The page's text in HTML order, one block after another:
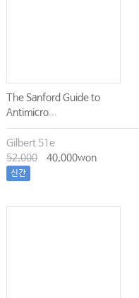
살며 사랑하며 배우며
나도 부모는 처음이라
나는 늘 네 편이란다
마음이라도 편하게
The Sanford Guide to
Antimicro...
Gilbert 51e
52,000
40,000won
신간